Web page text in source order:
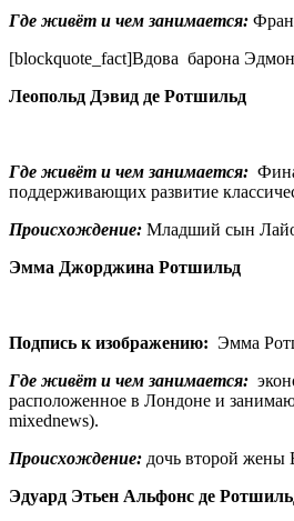
Где живёт и чем занимается:
[blockquote_fact]Вдова барона
Леопольд Дэвид де Ротшильд
Где живёт и чем занимается:
поддерживающих развитие
Происхождение: Младший сын
Эмма Джорджина Ротшильд
Подпись к изображению: Эмма
Где живёт и чем занимается:
расположенное в Лондоне и
mixednews).
Происхождение: дочь второй жены
Эдуард Этьен Альфонс де